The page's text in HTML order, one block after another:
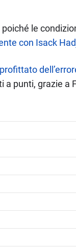
le
con Isack
punti, grazie a